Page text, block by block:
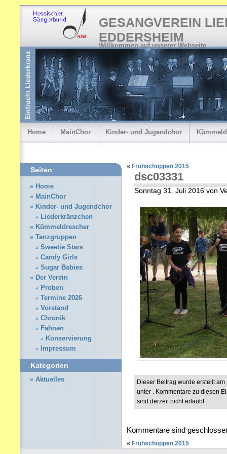
GESANGVEREIN
EDDERSHEIM
Willkommen auf unserer Webseite
Home MainChor Kinder- und Jugendchor
« Frühschoppen 2015
dsc03331
Sonntag 31. Juli 2016 von
Dieser Beitrag wurde erstellt
unter . Kommentare zu diesen
sind derzeit nicht erlaubt.
Kommentare sind
« Frühschoppen 2015
Seiten
Home
MainChor
Kinder- und Jugendchor
Liederkränzchen
Kümmeldrescher
Tanzgruppen
Sweetie Stars
Candy Girls
Sugar Babies
Der Verein
Proben
Termine 2026
Vorstand
Chronik
Fahnen
Konservierung
Impressum
Kategorien
Aktuelles